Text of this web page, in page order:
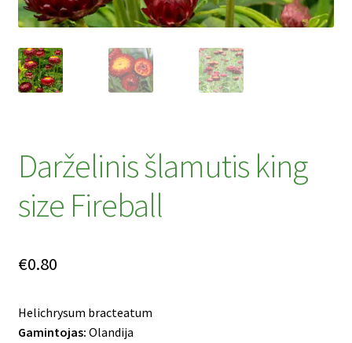
Darželinis šlamutis king
size Fireball
€0.80
Helichrysum bracteatum
Gamintojas: Olandija